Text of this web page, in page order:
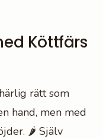
Köttfärs
rätt som
hand, men med
🌶️ Själv